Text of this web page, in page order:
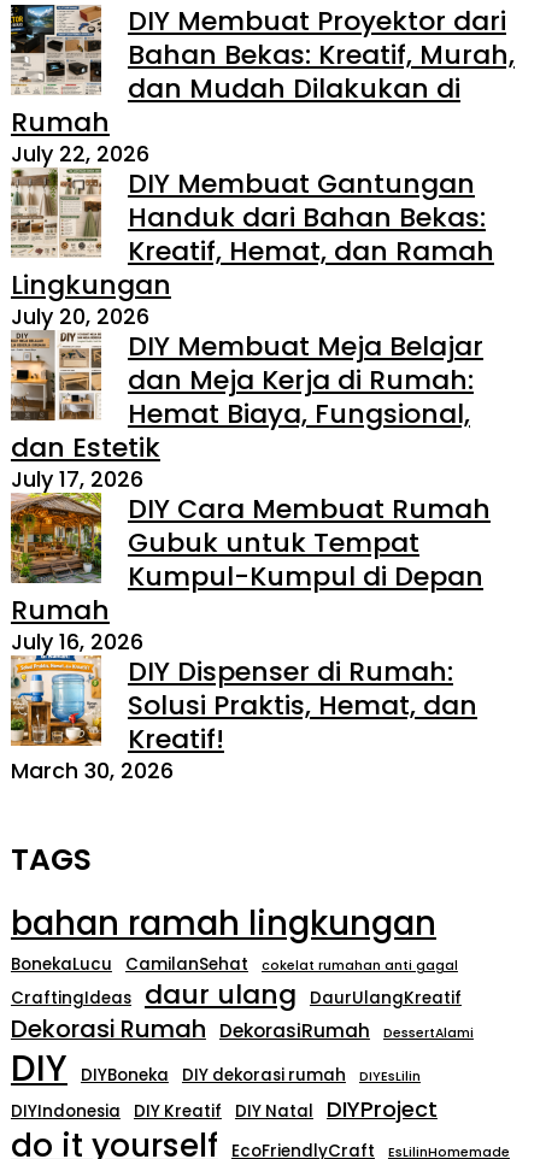
DIY Membuat Proyektor dari
Bahan Bekas: Kreatif, Murah,
dan Mudah Dilakukan di
Rumah
July 22, 2026
DIY Membuat Gantungan
Handuk dari Bahan Bekas:
Kreatif, Hemat, dan Ramah
Lingkungan
July 20, 2026
DIY Membuat Meja Belajar
dan Meja Kerja di Rumah:
Hemat Biaya, Fungsional,
dan Estetik
July 17, 2026
DIY Cara Membuat Rumah
Gubuk untuk Tempat
Kumpul-Kumpul di Depan
Rumah
July 16, 2026
DIY Dispenser di Rumah:
Solusi Praktis, Hemat, dan
Kreatif!
March 30, 2026
TAGS
bahan ramah lingkungan
BonekaLucu CamilanSehat cokelat rumahan anti gagal
CraftingIdeas daur ulang DaurUlangKreatif
Dekorasi Rumah DekorasiRumah DessertAlami
DIY DIYBoneka DIY dekorasi rumah DIYEsLilin
DIYIndonesia DIY Kreatif DIY Natal DIYProject
do it yourself EcoFriendlyCraft
EsLilinHomemade